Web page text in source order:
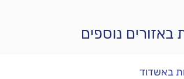
באזורים נוספים
באשדוד